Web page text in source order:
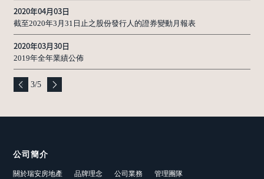
2020年04月03日
截至2020年3月31日止之股份發行人的證券變動月報表
2020年03月30日
2019年全年業績公佈
3/5
公司簡介
關於瑞安房地產 品牌理念 公司業務 管理團隊